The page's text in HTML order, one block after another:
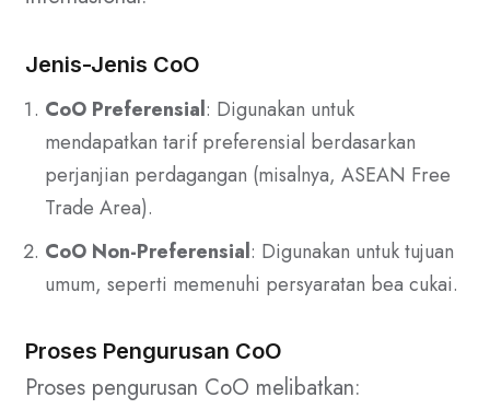
Jenis-Jenis CoO
CoO Preferensial: Digunakan untuk
mendapatkan tarif preferensial berdasarkan
perjanjian perdagangan (misalnya, ASEAN Free
Trade Area).
CoO Non-Preferensial: Digunakan untuk tujuan
umum, seperti memenuhi persyaratan bea cukai.
Proses Pengurusan CoO
Proses pengurusan CoO melibatkan: